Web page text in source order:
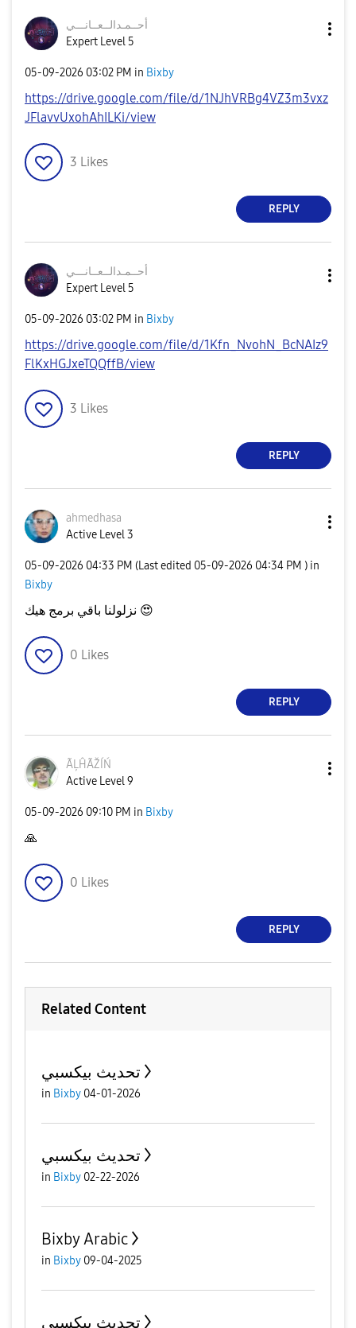
أحــمـدالــعــانـــي
Expert Level 5
‎05-09-2026 03:02 PM in Bixby
https://drive.google.com/file/d/1NJhVRBg4VZ3m3vxz
JFlavvUxohAhILKi/view
3 Likes
REPLY
أحــمـدالــعــانـــي
Expert Level 5
‎05-09-2026 03:02 PM in Bixby
https://drive.google.com/file/d/1Kfn_NvohN_BcNAIz9
FlKxHGJxeTQQffB/view
3 Likes
REPLY
ahmedhasa
Active Level 3
‎05-09-2026 04:33 PM (Last edited ‎05-09-2026 04:34 PM ) in
Bixby
😍
0 Likes
REPLY
ÃĻĤÃŽÍŃ
Active Level 9
‎05-09-2026 09:10 PM in Bixby
🙏
0 Likes
REPLY
Related Content
تحديث بيكسبي
in Bixby 04-01-2026
تحديث بيكسبي
in Bixby 02-22-2026
Bixby Arabic
in Bixby 09-04-2025
تحديث بيكسبي